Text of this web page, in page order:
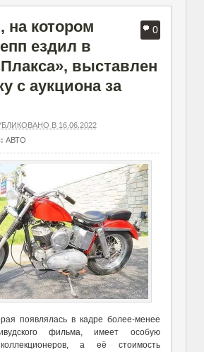
0
на котором
ездил в
выставлен
с аукциона за
В 16.06.2022
АВТО
появлялась в кадре более-менее
фильма, имеет особую
а её стоимость